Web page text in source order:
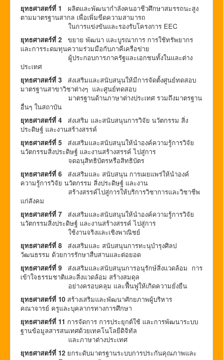
ยุทธศาสตร์ที่ 1
ผลิตและพัฒนากำลังคนอาชีวศึกษาสมรรถนะสูง
ตามมาตรฐานสากล เพื่อเพิ่มขีดความสามารถ
ในการแข่งขันและรองรับโครงการ EEC
ยุทธศาสตร์ที่ 2 ขยาย พัฒนา และบูรณาการ การใช้ทรัพยากร
และการระดมทุนความร่วมมือกับภาคีเครือข่าย
ผู้ประกอบการภาครัฐและเอกชนทั้งในและต่าง
ประเทศ
ยุทธศาสตร์ที่ 3 ส่งเสริมและสนับสนุนให้มีการจัดตั้งศูนย์ทดสอบ
มาตรฐานสาขาวิชาต่างๆ และศูนย์ทดสอบ
มาตรฐานด้านภาษาต่างประเทศ รวมถึงมาตรฐาน
อื่นๆ ในสถาบัน
ยุทธศาสตร์ที่ 4 ส่งเสริม และสนับสนุนการวิจัย นวัตกรรม สิ่ง
ประดิษฐ์ และงานสร้างสรรค์
ยุทธศาสตร์ที่ 5 ส่งเสริมและสนับสนุนให้นำองค์ความรู้การวิจัย
นวัตกรรมสิ่งประดิษฐ์ และงานสร้างสรรค์ ไปสู่การ
จดอนุสิทธิบัตรหรือสิทธิบัตร
ยุทธศาสตร์ที่ 6 ส่งเสริมและ สนับสนุน การเผยแพร่ให้นำองค์
ความรู้การวิจัย นวัตกรรม สิ่งประดิษฐ์ และงาน
สร้างสรรค์ไปสู่การให้บริการวิชาการและวิชาชีพ
แก่สังคม
ยุทธศาสตร์ที่ 7 ส่งเสริมและสนับสนุนให้นำองค์ความรู้การวิจัย
นวัตกรรมสิ่งประดิษฐ์ และงานสร้างสรรค์ ไปสู่การ
ใช้งานจริงและเชิงพาณิชย์
ยุทธศาสตร์ที่ 8 ส่งเสริมและ สนับสนุนการทะนุบำรุงศิลป
วัฒนธรรม ด้วยการรักษาสืบสานและต่อยอด
ยุทธศาสตร์ที่ 9 ส่งเสริมและสนับสนุนการอนุรักษ์สิ่งแวดล้อม การ
เข้าใจธรรมชาติและสิ่งแวดล้อม สร้างสมดุล
อย่างครอบคลุม และฟื้นฟูให้เกิดความยั่งยืน
ยุทธศาสตร์ที่ 10 สร้างเสริมและพัฒนาศักยภาพผู้บริหาร
คณาจารย์ ครูและบุคลากรทางการศึกษา
ยุทธศาสตร์ที่ 11 การจัดการ การประยุกต์ใช้ และการพัฒนาระบบ
ฐานข้อมูลสารสนเทศด้วยเทคโนโลยีดิจิทัล
และภาษาต่างประเทศ
ยุทธศาสตร์ที่ 12 ยกระดับมาตรฐานระบบการประกันคุณภาพและ